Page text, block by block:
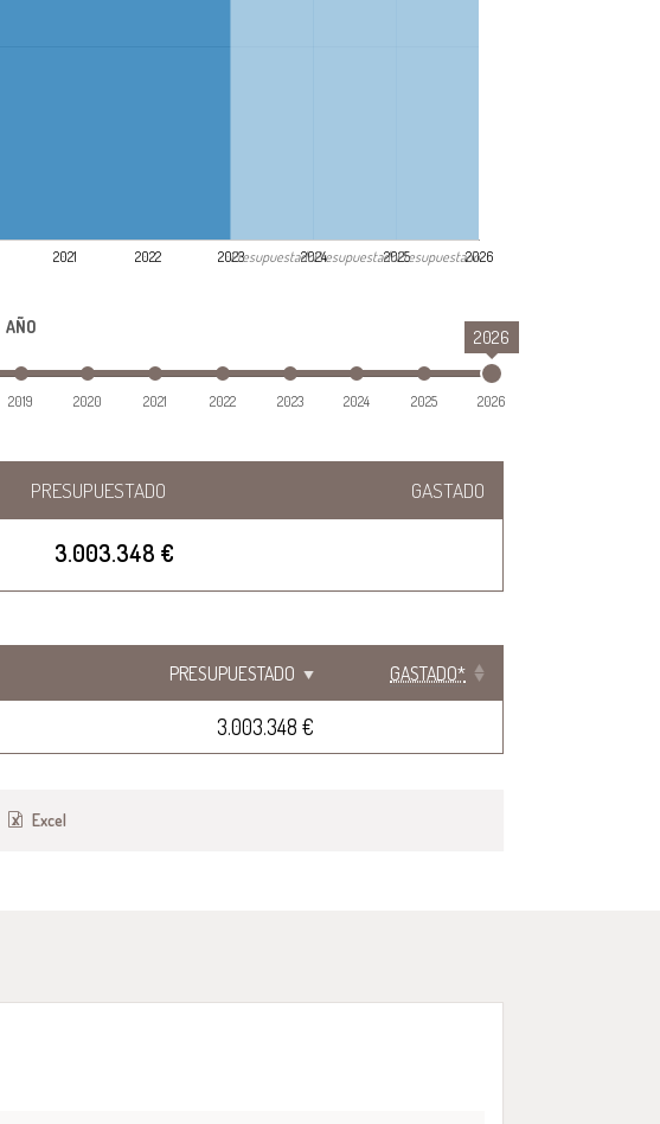
2021 2022 2023 2024 2025 2026
PresupuestadoPresupuestadoPresupuestado
AÑO 2026
2019 2020 2021 2022 2023 2024 2025 2026
PRESUPUESTADO GASTADO
3.003.348 €
PRESUPUESTADO GASTADO*
3.003.348 €
Excel